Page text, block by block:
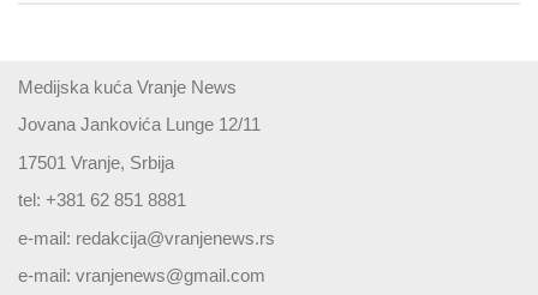
Medijska kuća Vranje News
Jovana Jankovića Lunge 12/11
17501 Vranje, Srbija
tel: +381 62 851 8881
e-mail: redakcija@vranjenews.rs
e-mail: vranjenews@gmail.com